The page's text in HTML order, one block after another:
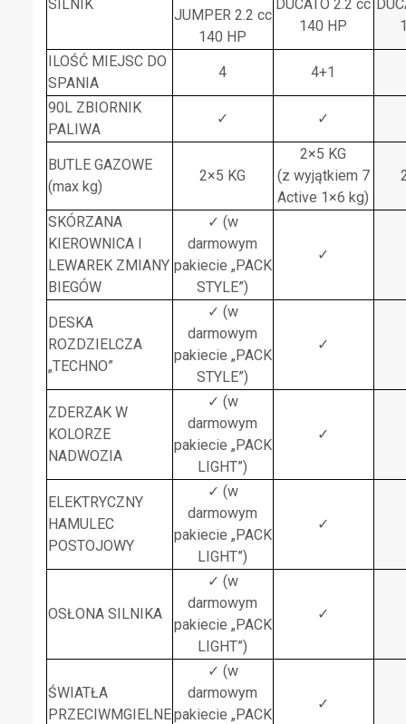
SILNIK
JUMPER 2.2 cc
140 HP
DUCATO 2.2 cc
140 HP
ILOŚĆ MIEJSC DO
SPANIA
4 4+1
90L ZBIORNIK
PALIWA
✓ ✓
BUTLE GAZOWE
(max kg)
2×5 KG
2×5 KG
(z wyjątkiem 7
Active 1×6 kg)
SKÓRZANA
KIEROWNICA I
LEWAREK ZMIANY
BIEGÓW
✓ (w
darmowym
pakiecie „PACK
STYLE”)
✓
DESKA
ROZDZIELCZA
„TECHNO”
✓ (w
darmowym
pakiecie „PACK
STYLE”)
✓
ZDERZAK W
KOLORZE
NADWOZIA
✓ (w
darmowym
pakiecie „PACK
LIGHT”)
✓
ELEKTRYCZNY
HAMULEC
POSTOJOWY
✓ (w
darmowym
pakiecie „PACK
LIGHT”)
✓
OSŁONA SILNIKA
✓ (w
darmowym
pakiecie „PACK
LIGHT”)
✓
ŚWIATŁA
PRZECIWMGIELNE
✓ (w
darmowym
pakiecie „PACK
✓